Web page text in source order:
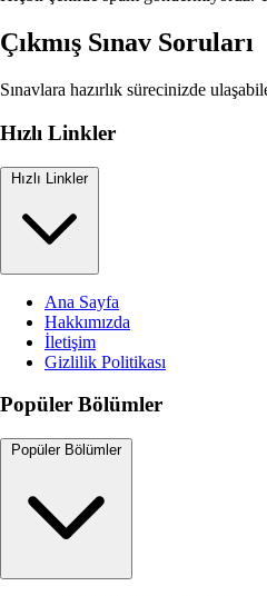
Çıkmış Sınav Soruları
Sınavlara hazırlık sürecinizde
Hızlı Linkler
Hızlı Linkler
Ana Sayfa
Hakkımızda
İletişim
Gizlilik Politikası
Popüler Bölümler
Popüler Bölümler